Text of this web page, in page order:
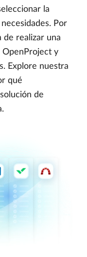
la
Por
de realizar una
OpenProject y
Explore nuestra
qué
de